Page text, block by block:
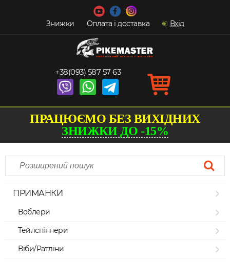
Знижки Оплата і доставка Вхід
+38(093) 587 57 63
ПРАЦЮЄМО БЕЗ ВИХІДНИХ
ЗНИЖКИ ДО -15%
ПРИМАНКИ
Воблери
Тейлспіннери
Віби/Ратліни